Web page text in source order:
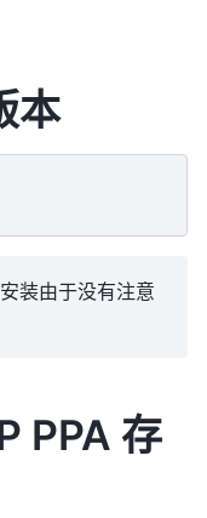
本
装由于没有注意
PPA 存